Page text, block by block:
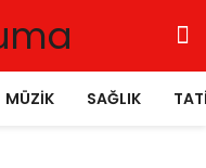
MÜZIK SAĞLIK